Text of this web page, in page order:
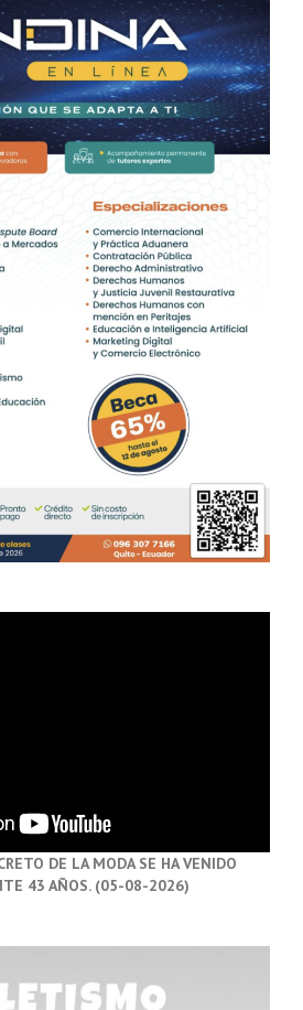
DE LA MODA SE HA VENIDO
43 AÑOS. (05-08-2026)